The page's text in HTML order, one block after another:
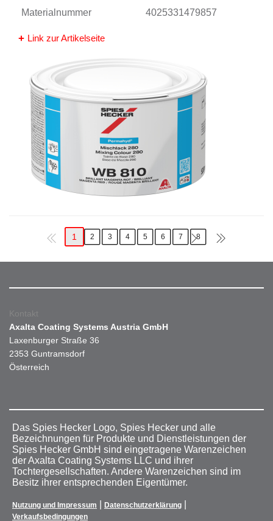
Materialnummer 4025331479857
Link zur Artikelseite
1 2 3 4 5 6 7 8
Kontakt
Axalta Coating Systems Austria GmbH
Laxenburger Straße 36
2353 Guntramsdorf
Österreich
Das Spies Hecker Logo, Spies Hecker und alle
Bezeichnungen für Produkte und Dienstleistungen der
Spies Hecker GmbH sind eingetragene Warenzeichen
der Axalta Coating Systems LLC und ihrer
Tochtergesellschaften. Andere Warenzeichen sind im
Besitz ihrer entsprechenden Eigentümer.
Nutzung und Impressum Datenschutzerklärung
Verkaufsbedingungen